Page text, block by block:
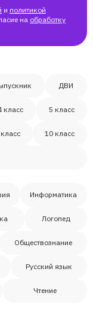
и политикой
на обработку
ДВИ
класс 5 класс
10 класс
Информатика
Логопед
Обществознание
Русский язык
Чтение